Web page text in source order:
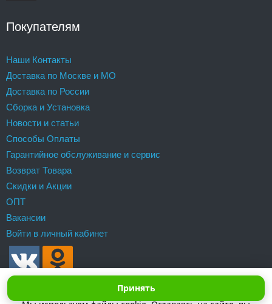
Покупателям
Наши Контакты
Доставка по Москве и МО
Доставка по России
Сборка и Установка
Новости и статьи
Способы Оплаты
Гарантийное обслуживание и сервис
Возврат Товара
Скидки и Акции
ОПТ
Вакансии
Войти в личный кабинет
Принять